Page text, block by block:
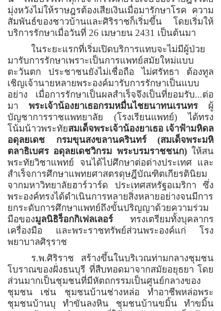
มุ่งหวังไม่ให้ราษฎรต้องเสียเงินเมื่อมารักษาโรค ความ
สัมพันธ์ของชาวบ้านและศิริราชก็เริ่มขึ้น โดยเริ่มให้
บริการรักษาเมื่อวันที่ 26 เมษายน 2431 เป็นต้นมา
ในระยะแรกที่เริ่มเปิดบริการแทบจะไม่มีผู้ป่วย
มารับการรักษาเพราะเป็นการแพทย์สมัยใหม่แบบ
ตะวันตก ประชาชนยังไม่เชื่อถือ ไม่ศรัทธา ต้องทูล
เชิญเจ้านายหลายพระองค์มารับการรักษาเป็นแบบ
อย่าง เมื่อการรักษาเป็นผลสำเร็จจึงเป็นที่ยอมรับ...ต่อ
มา พระเจ้าน้องยาเธอกรมหมื่นไชยนาทนเรนทร ผู้
บัญชาการราชแพทยาลัย (โรงเรียนแพทย์) ได้ทรง
โน้มน้าวพระทัยสมเด็จพระเจ้าน้องยาเธอ เจ้าฟ้ามหิดล
อดุลยเดช กรมขุนสงขลานครินทร์ (สมเด็จพระมหิ
ตลาธิเบศร อดุลยเดชวิกรม พระบรมราชชนก)ให้สน
พระทัยวิชาแพทย์ จนได้ไปศึกษาต่อต่างประเทศ และ
สำเร็จการศึกษาแพทยศาสตรดุษฎีบัณฑิตเกียรตินิยม
จากมหาวิทยาลัยฮาร์วาร์ด ประเทศสหรัฐอเมริกา ซึ่ง
พระองค์ทรงได้ดำเนินการหลายสิ่งหลายอย่างจนมีการ
ยกระดับการศึกษาแพทย์ถึงขั้นปริญญาด้วยความร่วม
มือของมูลนิธิร็อกกิเฟลเลอร์ทรงเตรียมทั้งบุคลากร
เครื่องมือ และพระราชทรัพย์ส่วนพระองค์แก่ โรง
พยาบาลศิรฺราช
ร.พ.ศิริราช สร้างขึ้นในบริเวณท่ามกลางชุมชน
โบราณของฝั่งธนบุรี ที่สืบทอดมาจากสมัยอยุธยา โดย
ส่วนมากเป็นชุมชนที่มีหัตถกรรมเป็นศูนย์กลางของ
ชุมชน เช่น ชุมชนบ้านช่างหล่อ ทำอาชีพหล่อพระ
ชุมชนบ้านบุ ทำขันลงหิน ชุมชนบ้านขมิ้น ทำขมิ้น